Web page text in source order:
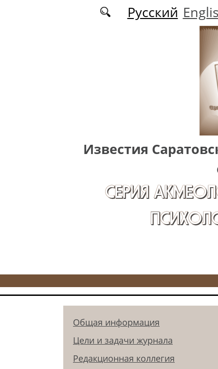
Перейти к основному содержаниюРусский
Известия
СЕРИЯ
Общая информация
Цели и задачи журнала
Редакционная коллегия